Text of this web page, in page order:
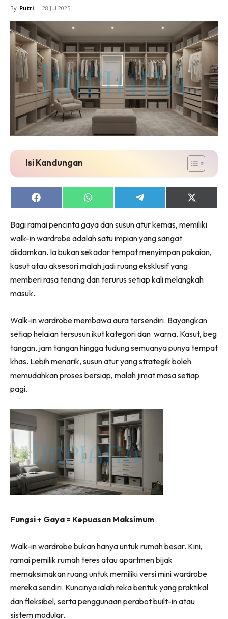
Interior Design
Landskap
DIY
Bilik Air
Bilik Tidur
Dapur
Ruang Makan
Make Over
Bilik Air
Bilik Tidur
Dapur
Ruang Makan
Menarik Lagi
Casa Impiana
Impiana Makeover
Makeover Ruang Selebriti
Destinasi
Hotel
Kafe
Landed
Beli Di Mana
Ilham Impiana Inspirasi Selebriti
Impiana TV
Casa Impiana
Impiana MakeOver
Lahar Dekor
Sembang Dekor
Hub Ideaktiv
By Putri - 28 Jul 2025
Isi Kandungan
Share
on
Share
on
Share
on
Share
on
(Twitter)
Bagi ramai pencinta gaya dan susun atur kemas, memiliki
walk-in wardrobe adalah satu impian yang sangat
diidamkan. Ia bukan sekadar tempat menyimpan pakaian,
kasut atau aksesori malah jadi ruang eksklusif yang
memberi rasa tenang dan terurus setiap kali melangkah
masuk.
Walk-in wardrobe membawa aura tersendiri. Bayangkan
setiap helaian tersusun ikut kategori dan warna. Kasut, beg
tangan, jam tangan hingga tudung semuanya punya tempat
khas. Lebih menarik, susun atur yang strategik boleh
memudahkan proses bersiap, malah jimat masa setiap
pagi.
Fungsi + Gaya = Kepuasan Maksimum
Walk-in wardrobe bukan hanya untuk rumah besar. Kini,
ramai pemilik rumah teres atau apartmen bijak
memaksimakan ruang untuk memiliki versi mini wardrobe
mereka sendiri. Kuncinya ialah reka bentuk yang praktikal
dan fleksibel, serta penggunaan perabot built-in atau
sistem modular.